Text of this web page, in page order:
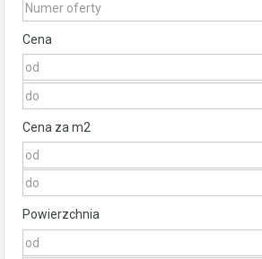
Cena
Cena za m2
Powierzchnia